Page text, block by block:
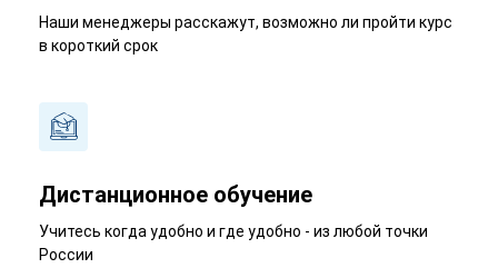
Наши менеджеры расскажут, возможно ли пройти курс
в короткий срок
Дистанционное обучение
Учитесь когда удобно и где удобно - из любой точки
России